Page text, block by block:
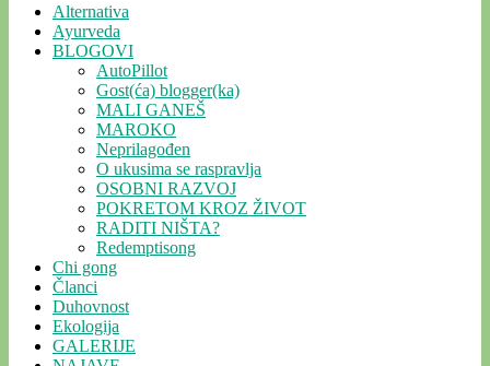
Alternativa
Ayurveda
BLOGOVI
AutoPillot
Gost(ća) blogger(ka)
MALI GANEŠ
MAROKO
Neprilagođen
O ukusima se raspravlja
OSOBNI RAZVOJ
POKRETOM KROZ ŽIVOT
RADITI NIŠTA?
Redemptisong
Chi gong
Članci
Duhovnost
Ekologija
GALERIJE